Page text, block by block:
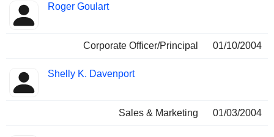
Roger Goulart
Corporate Officer/Principal 01/10/2004
Shelly K. Davenport
Sales & Marketing 01/03/2004